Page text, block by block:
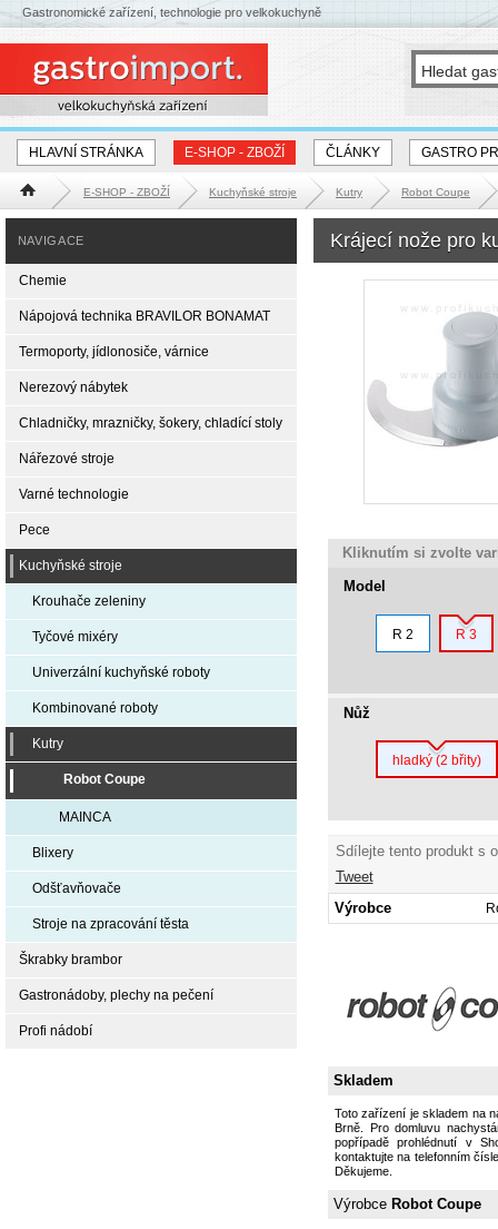
HLAVNÍ STRÁNKA E-SHOP - ZBOŽÍ ČLÁNKY GASTRO
Hlavní stránka E-SHOP - ZBOŽÍ Kuchyňské stroje Kutry Robot Coupe
Krájecí nože pro
Kliknutím si zvolte
Model
R 2 R 3
Nůž
hladký (2 břity)
Sdílejte tento produkt s
Tweet
Výrobce
Skladem
Toto zařízení je skladem na
Brně. Pro domluvu
popřípadě prohlédnutí v
kontaktujte na telefonním
Děkujeme.
Výrobce Robot Coupe
NAVIGACE
Chemie
Nápojová technika BRAVILOR BONAMAT
Termoporty, jídlonosiče, várnice
Nerezový nábytek
Chladničky, mrazničky, šokery, chladící stoly
Nářezové stroje
Varné technologie
Pece
Kuchyňské stroje
Krouhače zeleniny
Tyčové mixéry
Univerzální kuchyňské roboty
Kombinované roboty
Kutry
Robot Coupe
MAINCA
Blixery
Odšťavňovače
Stroje na zpracování těsta
Škrabky brambor
Gastronádoby, plechy na pečení
Profi nádobí
Gastronomické zařízení, technologie pro velkokuchyně